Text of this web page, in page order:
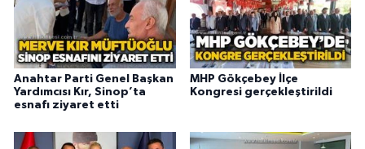
Anahtar Parti Genel Başkan
Yardımcısı Kır, Sinop’ta
esnafı ziyaret etti
MHP Gökçebey İlçe
Kongresi gerçekleştirildi